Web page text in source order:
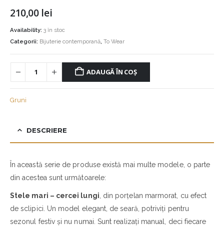
210,00 lei
Availability: 3 în stoc
Categorii: Bijuterie contemporană, To Wear
ADAUGĂ ÎN COȘ
Gruni
DESCRIERE
În această serie de produse există mai multe modele, o parte
din acestea sunt următoarele:
Stele mari – cercei lungi , din porțelan marmorat, cu efect
de sclipici. Un model elegant, de seară, potriviți pentru
sezonul festiv și nu numai. Sunt realizați manual, deci fiecare